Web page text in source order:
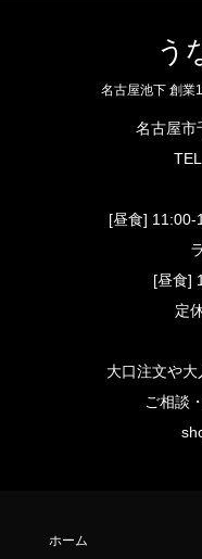
う
名古屋池下 創業
名古屋市
[昼食]
[昼食]
定
大口注文や
ご相談
ホーム